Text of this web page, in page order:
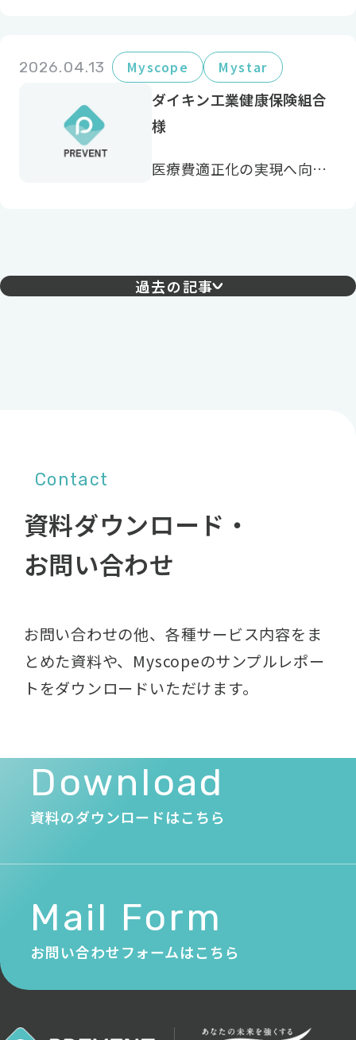
した。
2026.04.13 Myscope Mystar
ダイキン工業健康保険組合
様
医療費適正化の実現へ向け
過去の記事
Contact
資料ダウンロード・
お問い合わせ
お問い合わせの他、各種サービス内容をま
とめた資料や、 Myscopeのサンプルレポー
トをダウンロードいただけます。
Download
資料のダウンロードはこちら
Mail Form
お問い合わせフォームはこちら